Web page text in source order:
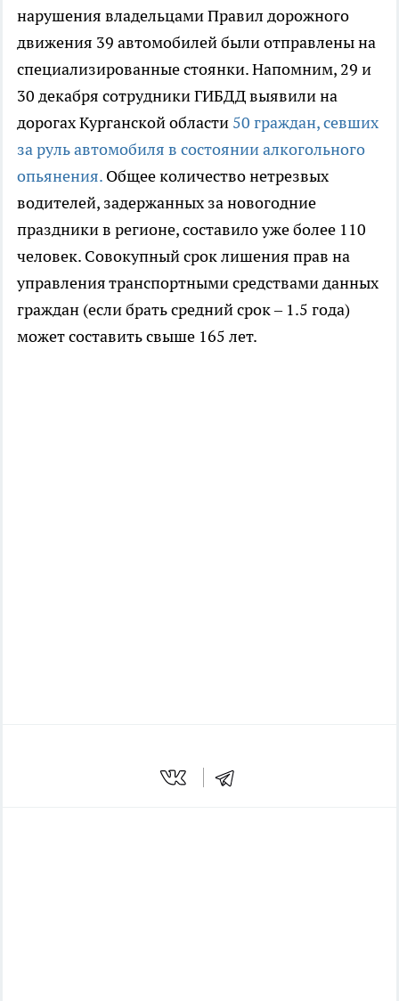
нарушения владельцами Правил дорожного
движения 39 автомобилей были отправлены на
специализированные стоянки. Напомним, 29 и
30 декабря сотрудники ГИБДД выявили на
дорогах Курганской области 50 граждан, севших
за руль автомобиля в состоянии алкогольного
опьянения. Общее количество нетрезвых
водителей, задержанных за новогодние
праздники в регионе, составило уже более 110
человек. Совокупный срок лишения прав на
управления транспортными средствами данных
граждан (если брать средний срок – 1.5 года)
может составить свыше 165 лет.